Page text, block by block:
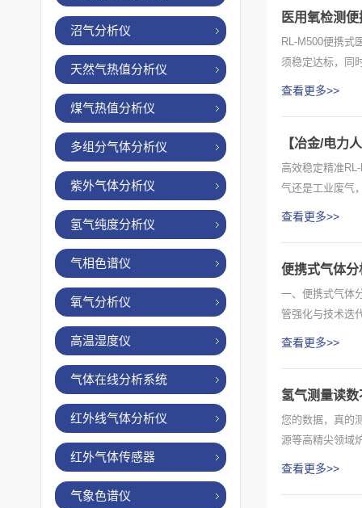
沼气分析仪
天然气热值分析仪
煤气热值分析仪
多组分气体分析仪
紫外气体分析仪
氢气纯度分析仪
气相色谱仪
氧气分析仪
高温湿度仪
气体在线分析系统
红外线气体分析仪
红外气体传感器
气象色谱仪
医用氧检测
RL-M500便携式
须稳定达标，同
各...
查看更多>>
【冶金/电力
高效稳定精准
气还是工业废气
天，...
查看更多>>
便携式气体
一、便携式气体
管强化与技术迭
态...
查看更多>>
氢气测量读
您的数据，真的
源等高精尖领域
准、不稳...
查看更多>>